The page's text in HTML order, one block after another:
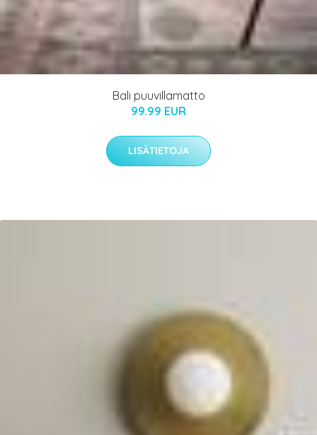
Bali puuvillamatto
99.99 EUR
LISÄTIETOJA